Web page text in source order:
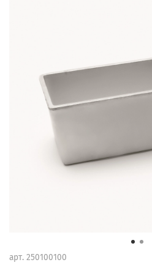
арт. 250100100